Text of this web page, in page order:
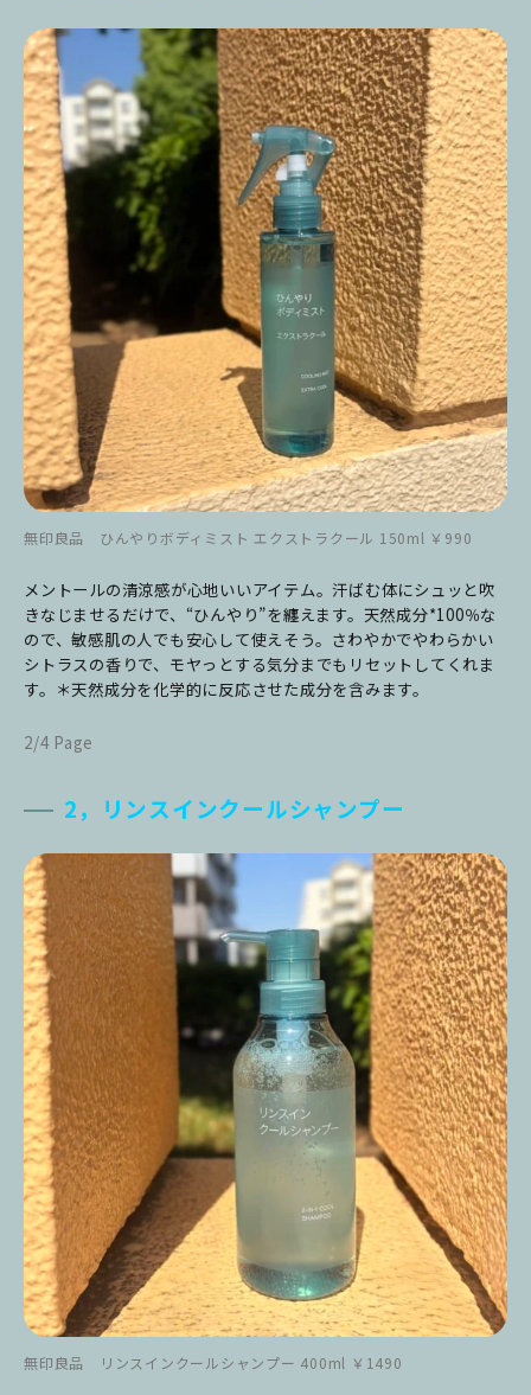
無印良品 ひんやりボディミスト エクストラクール 150ml ￥990
メントールの清涼感が心地いいアイテム。汗ばむ体にシュッと吹
きなじませるだけで、“ひんやり”を纏えます。天然成分*100％な
ので、敏感肌の人でも安心して使えそう。さわやかでやわらかい
シトラスの香りで、モヤっとする気分までもリセットしてくれま
す。＊天然成分を化学的に反応させた成分を含みます。
2/4 Page
2，リンスインクールシャンプー
無印良品 リンスインクールシャンプー 400ml ￥1490